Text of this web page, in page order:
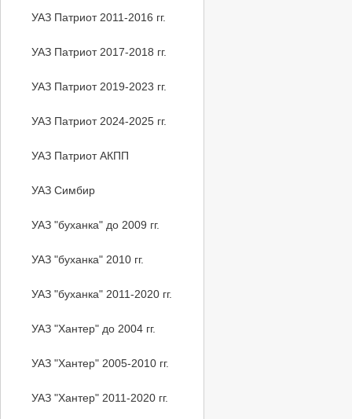
УАЗ Патриот 2011-2016 гг.
УАЗ Патриот 2017-2018 гг.
УАЗ Патриот 2019-2023 гг.
УАЗ Патриот 2024-2025 гг.
УАЗ Патриот АКПП
УАЗ Симбир
УАЗ "буханка" до 2009 гг.
УАЗ "буханка" 2010 гг.
УАЗ "буханка" 2011-2020 гг.
УАЗ "Хантер" до 2004 гг.
УАЗ "Хантер" 2005-2010 гг.
УАЗ "Хантер" 2011-2020 гг.